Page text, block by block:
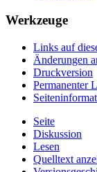
Werkzeuge
Links auf
Änderungen
Druckversion
Permanenter
Seite
Diskussion
Lesen
Quelltext